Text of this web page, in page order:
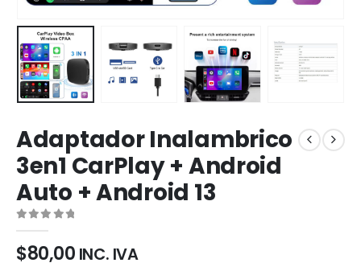
Adaptador Inalambrico
3en1 CarPlay + Android
Auto + Android 13
0out of 5
$80,00 INC. IVA